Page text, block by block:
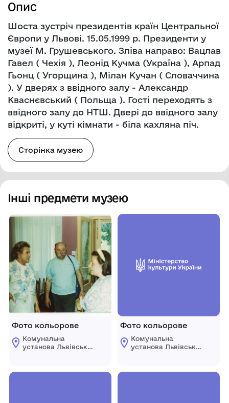
Опис
Шоста зустріч президентів країн Центральної
Європи у Львові. 15.05.1999 р. Президенти у
музеї М. Грушевського. Зліва направо: Вацлав
Гавел ( Чехія ), Леонід Кучма (Україна ), Арпад
Гьонц ( Угорщина ), Мілан Кучан ( Словаччина
). У дверях з ввідного залу - Александр
Кваснєвський ( Польща ). Гості переходять з
ввідного залу до НТШ. Двері до ввідного залу
відкриті, у куті кімнати - біла кахляна піч.
Сторінка музею
Інші предмети музею
Фото кольорове
Комунальна
установа Львівської
меморіальний музей
Фото кольорове
Комунальна
установа Львівської
меморіальний музей